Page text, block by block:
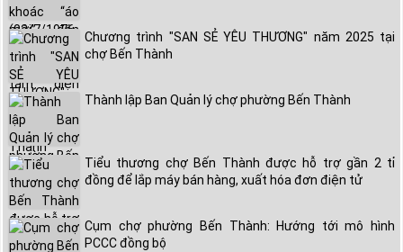
Chương trình "SAN SẺ YÊU THƯƠNG" năm 2025 tại
chợ Bến Thành
Thành lập Ban Quản lý chợ phường Bến Thành
Tiểu thương chợ Bến Thành được hỗ trợ gần 2 tỉ
đồng để lắp máy bán hàng, xuất hóa đơn điện tử
Cụm chợ phường Bến Thành: Hướng tới mô hình
PCCC đồng bộ